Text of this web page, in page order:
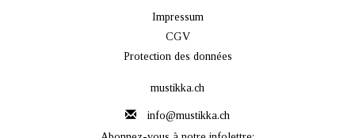
Impressum
CGV
Protection des données
mustikka.ch
info@mustikka.ch